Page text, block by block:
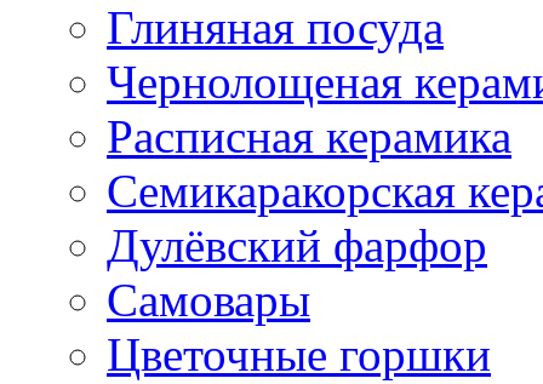
Глиняная посуда
Чернолощеная
Расписная керамика
Семикаракорская
Дулёвский фарфор
Самовары
Цветочные горшки